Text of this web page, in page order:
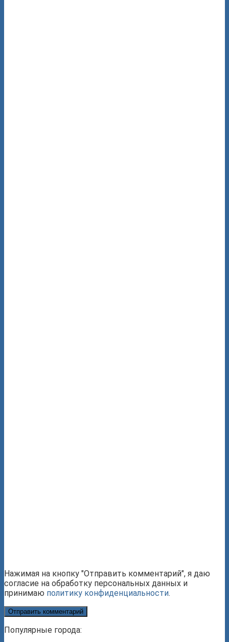
Нажимая на кнопку "Отправить комментарий", я даю
согласие на обработку персональных данных и
принимаю политику конфиденциальности.
Популярные города: